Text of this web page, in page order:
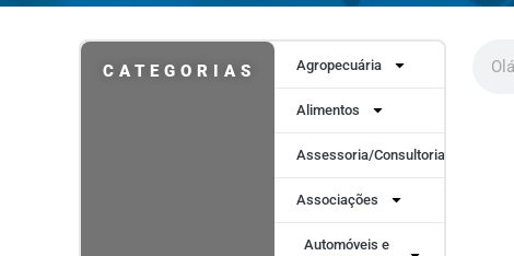
CATEGORIAS Agropecuária
Alimentos
Assessoria/Consultoria
Associações
Automóveis e